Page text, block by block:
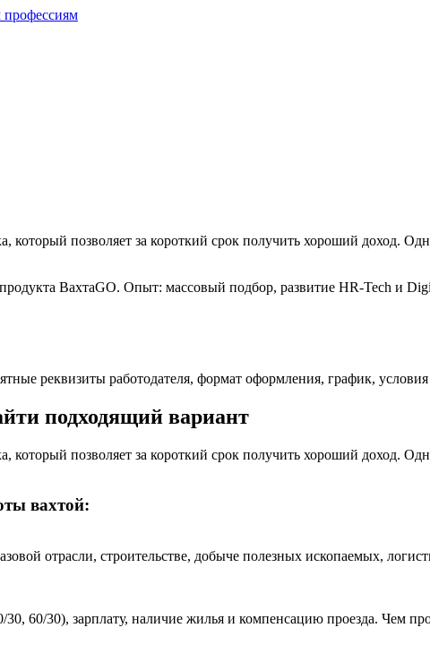
который позволяет за короткий срок получить хороший доход.
ВахтаGO. Опыт: массовый подбор, развитие HR-Tech и
реквизиты работодателя, формат оформления, график,
подходящий вариант
который позволяет за короткий срок получить хороший доход.
вахтой:
отрасли, строительстве, добыче полезных ископаемых,
60/30), зарплату, наличие жилья и компенсацию проезда. Чем